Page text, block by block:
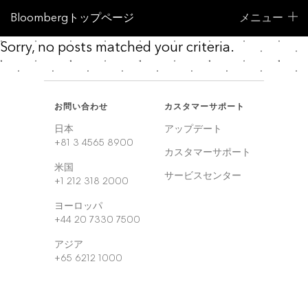
Bloombergトップページ メニュー
Sorry, no posts matched your criteria.
お問い合わせ
日本
+81 3 4565 8900
米国
+1 212 318 2000
ヨーロッパ
+44 20 7330 7500
アジア
+65 6212 1000
カスタマーサポート
アップデート
カスタマーサポート
サービスセンター